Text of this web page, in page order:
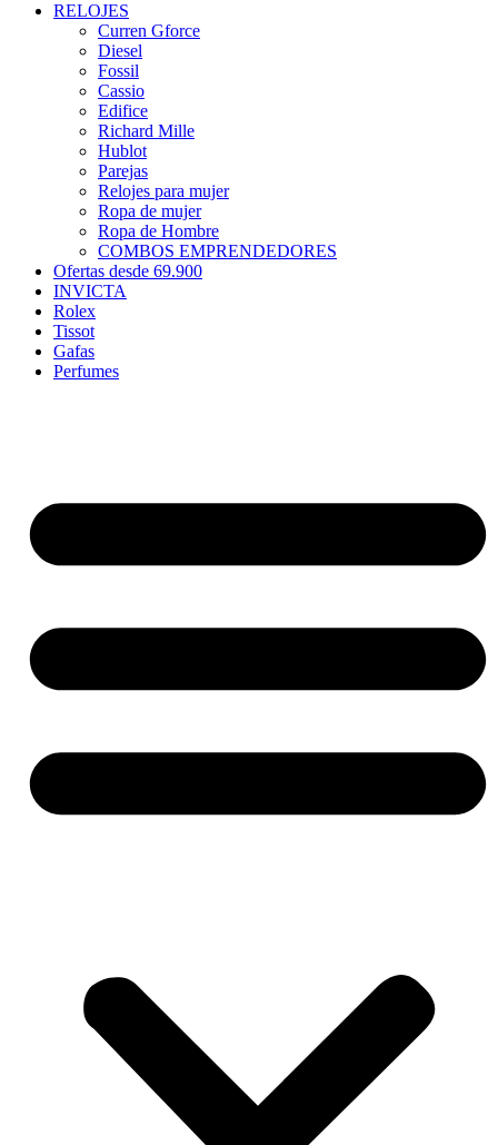
RELOJES
Curren Gforce
Diesel
Fossil
Cassio
Edifice
Richard Mille
Hublot
Parejas
Relojes para mujer
Ropa de mujer
Ropa de Hombre
COMBOS EMPRENDEDORES
Ofertas desde 69.900
INVICTA
Rolex
Tissot
Gafas
Perfumes